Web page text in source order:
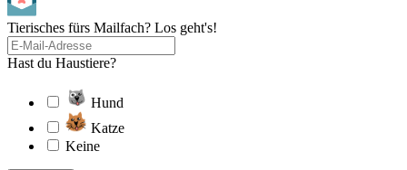
Tierisches fürs Mailfach? Los geht's!
Hast du Haustiere?
Hund
Katze
Keine